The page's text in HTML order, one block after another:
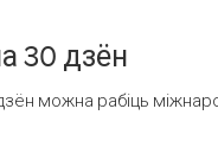
30 дзён
можна рабіць